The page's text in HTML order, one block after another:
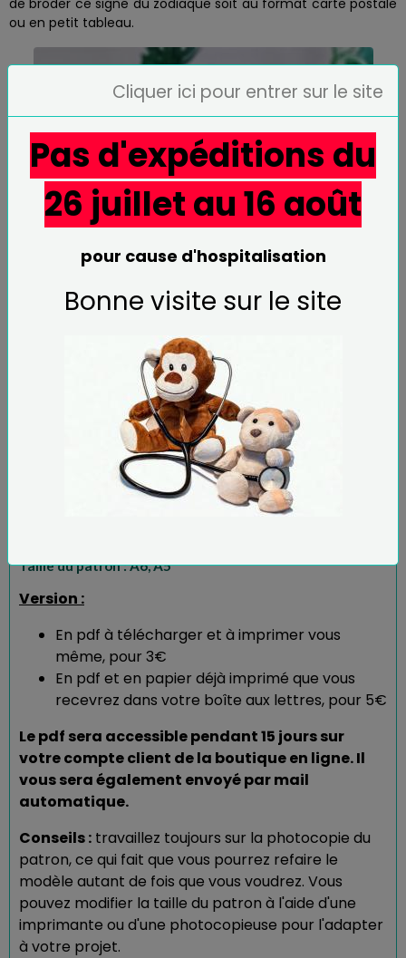
ou en petit tableau.
Taille du patron : A6, A5
Version :
En pdf à télécharger et à imprimer vous
même, pour 3€
En pdf et en papier déjà imprimé que vous
recevrez dans votre boîte aux lettres, pour 5€
Le pdf sera accessible pendant 15 jours sur
votre compte client de la boutique en ligne. Il
vous sera également envoyé par mail
automatique.
Conseils : travaillez toujours sur la photocopie du
patron, ce qui fait que vous pourrez refaire le
modèle autant de fois que vous voudrez. Vous
pouvez modifier la taille du patron à l'aide d'une
imprimante ou d'une photocopieuse pour l'adapter
à votre projet.
Cliquer ici pour entrer sur le site
Pas d'expéditions du
26 juillet au 16 août
pour cause d'hospitalisation
Bonne visite sur le site